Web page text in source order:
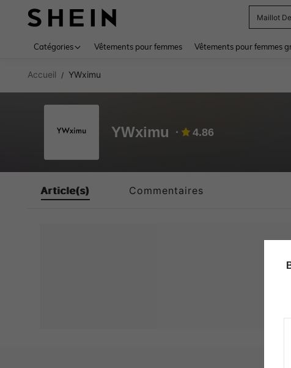
Maillot
Catégories Vêtements pour femmes Vêtements pour femmes
Accueil / YWximu
YWximu 4.86
Article(s) Commentaires